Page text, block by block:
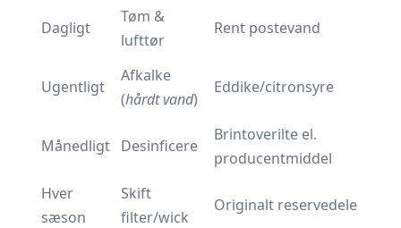
Dagligt
Tøm &
lufttør
Rent postevand
Ugentligt
Afkalke
(hårdt vand)
Eddike/citronsyre
Månedligt Desinficere
Brintoverilte el.
producentmiddel
Hver
sæson
Skift
filter/wick
Originalt reservedele